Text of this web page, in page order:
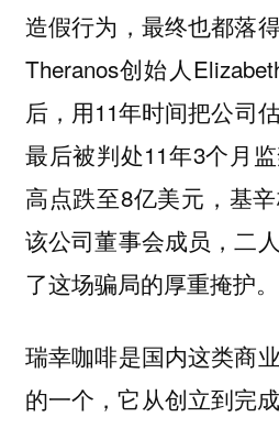
造假行为，最终也都落
Theranos创始人
后，用11年时间把公司
最后被判处11年3个月
高点跌至8亿美元，基
该公司董事会成员，二
了这场骗局的厚重掩护。
瑞幸咖啡是国内这类商
的一个，它从创立到完